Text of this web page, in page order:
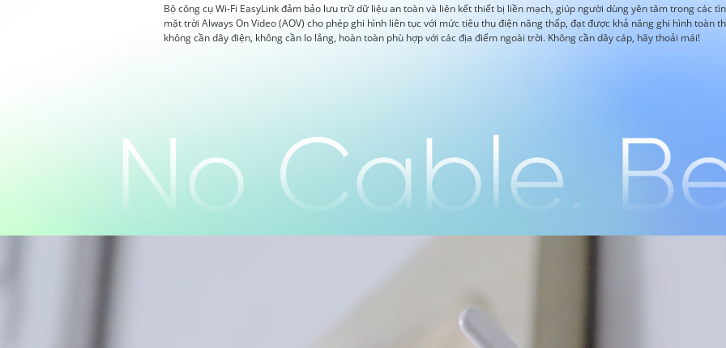
Bộ công cụ Wi-Fi EasyLink đảm bảo lưu trữ dữ liệu an toàn và liên kết thiết bị liền mạch, giúp người dùng yên tâm trong các
mặt trời Always On Video (AOV) cho phép ghi hình liên tục với mức tiêu thụ điện năng thấp, đạt được khả năng ghi hình toàn
không cần dây điện, không cần lo lắng, hoàn toàn phù hợp với các địa điểm ngoài trời. Không cần dây cáp, hãy thoải mái!